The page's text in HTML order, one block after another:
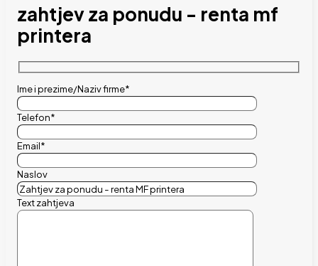
zahtjev za ponudu - renta mf
printera
Ime i prezime/Naziv firme*
Telefon*
Email*
Naslov
Text zahtjeva